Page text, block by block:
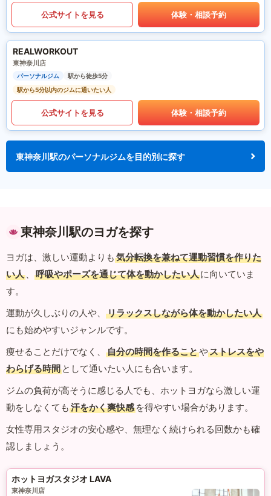
公式サイトを見る 体験・相談予約
REALWORKOUT
東神奈川店
パーソナルジム
駅から徒歩5分
駅から5分以内のジムに通いたい人
公式サイトを見る 体験・相談予約
東神奈川駅のパーソナルジムを目的別に探す
東神奈川駅のヨガを探す
ヨガは、激しい運動よりも 気分転換を兼ねて運動習慣を作りた
い人 、 呼吸やポーズを通じて体を動かしたい人に向いていま
す。
運動が久しぶりの人や、
リラックスしながら体を動かしたい人
にも始めやすいジャンルです。
痩せることだけでなく、
自分の時間を作ることやストレスをや
わらげる時間 として通いたい人にも合います。
ジムの負荷が高そうに感じる人でも、ホットヨガなら激しい運
動をしなくても 汗をかく爽快感 を得やすい場合があります。
女性専用スタジオの安心感や、無理なく続けられる回数かも確
認しましょう。
ホットヨガスタジオ LAVA
東神奈川店